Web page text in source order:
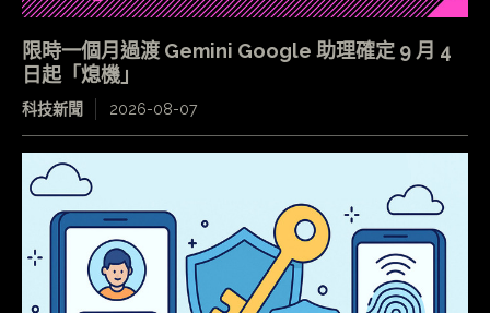
限時一個月過渡 Gemini Google 助理確定 9 月 4
日起「熄機」
科技新聞 2026-08-07